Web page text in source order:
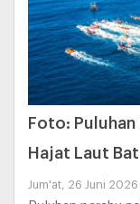
Foto: Puluhan
Hajat Laut
Jum'at, 26 Juni 2026